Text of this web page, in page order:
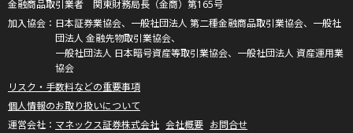
金融商品取引業者 関東財務局長（金商）第165号
日本証券業協会、一般社団法人 第二種金融商品取引業協会、一般社
団法人 金融先物取引業協会、
一般社団法人 日本暗号資産等取引業協会、一般社団法人 資産運用業
協会
リスク・手数料などの重要事項
個人情報のお取り扱いについて
マネックス証券株式会社 会社概要 お問合せ